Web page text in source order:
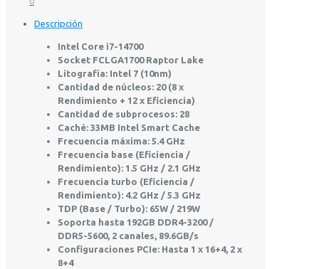
Descripción
Intel Core i7-14700
Socket FCLGA1700 Raptor Lake
Litografía: Intel 7 (10nm)
Cantidad de núcleos: 20 (8 x
Rendimiento + 12 x Eficiencia)
Cantidad de subprocesos: 28
Caché: 33MB Intel Smart Cache
Frecuencia máxima: 5.4 GHz
Frecuencia base (Eficiencia /
Rendimiento): 1.5 GHz / 2.1 GHz
Frecuencia turbo (Eficiencia /
Rendimiento): 4.2 GHz / 5.3 GHz
TDP (Base / Turbo): 65W / 219W
Soporta hasta 192GB DDR4-3200 /
DDR5-5600, 2 canales, 89.6GB/s
Configuraciones PCIe: Hasta 1 x 16+4, 2 x
8+4